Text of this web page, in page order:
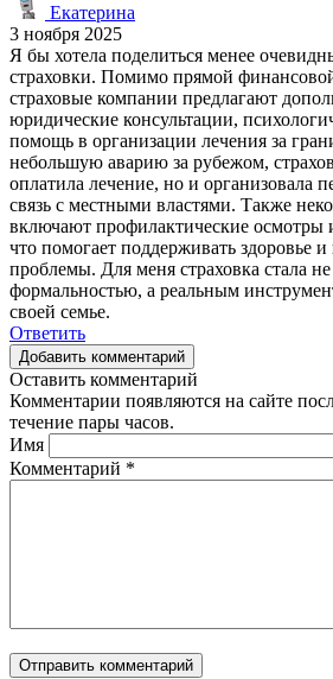
Екатерина
3 ноября 2025
Я бы хотела поделиться менее
страховки. Помимо прямой
страховые компании предлагают
юридические консультации,
помощь в организации лечения за
небольшую аварию за рубежом,
оплатила лечение, но и организовала
связь с местными властями. Также
включают профилактические осмотры
что помогает поддерживать здоровье
проблемы. Для меня страховка стала
формальностью, а реальным
своей семье.
Ответить
Добавить комментарий
Оставить комментарий
Комментарии появляются на сайте
течение пары часов.
Имя
Комментарий *